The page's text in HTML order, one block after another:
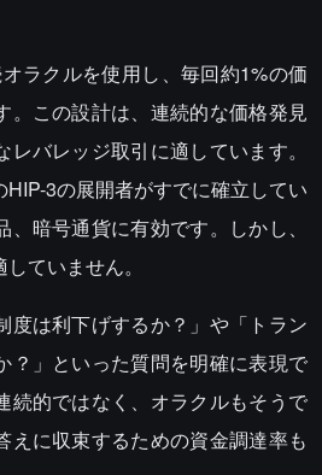
ラクルを使用し、毎回約1%の価
。この設計は、連続的な価格発見
バレッジ取引に適しています。
3の展開者がすでに確立してい
暗号通貨に有効です。しかし、
ていません。
度は利下げするか？」や「トラン
？」といった質問を明確に表現で
続的ではなく、オラクルもそうで
えに収束するための資金調達率も